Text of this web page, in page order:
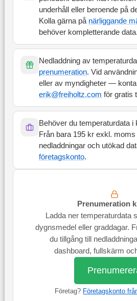
underhåll eller beroende på
Kolla gärna på närliggande
behöver kompletterande data.
Nedladdning av
prenumeration. Vid
eller av myndigheter —
erik@freiholtz.com för gratis
Behöver du temperaturdata
Från bara 195 kr exkl. moms
nedladdningar och utökad
företagskonto.
Prenumeration
Ladda ner temperaturdata
dygnsmedel eller graddagar.
du tillgång till
dashboard, fullskärm
Företag? Företagskonto